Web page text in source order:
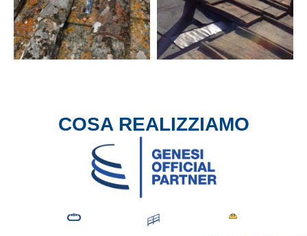
COSA REALIZZIAMO